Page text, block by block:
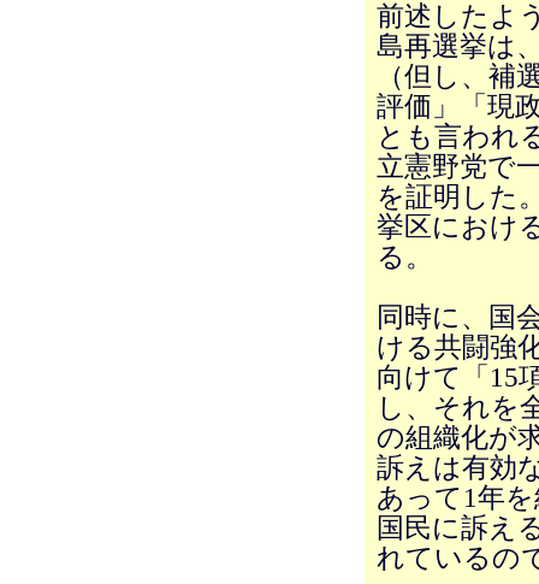
前述したよ
島再選挙は
（但し、補
評価」「現
とも言われ
立憲野党で
を証明した
挙区におけ
る。
同時に、国
ける共闘強
向けて「15
し、それを
の組織化が
訴えは有効
あって1年
国民に訴え
れているの